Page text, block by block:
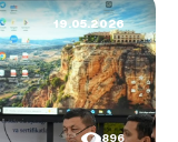
19.05.2026
896